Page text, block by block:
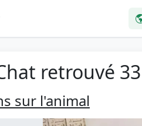
retrouvé
sur l'animal